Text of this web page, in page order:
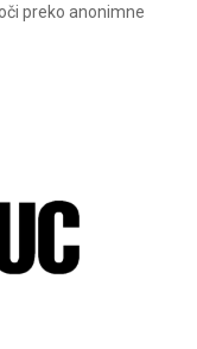
preko anonimne